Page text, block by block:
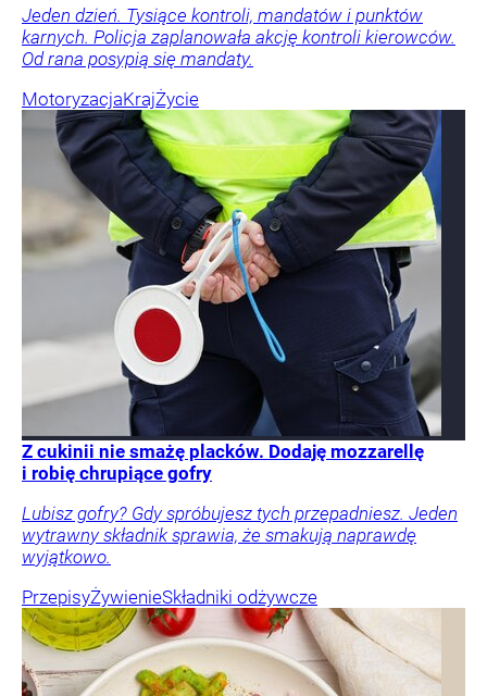
Jeden dzień. Tysiące kontroli, mandatów i punktów
karnych. Policja zaplanowała akcję kontroli kierowców.
Od rana posypią się mandaty.
MotoryzacjaKrajŻycie
Z cukinii nie smażę placków. Dodaję mozzarellę
i robię chrupiące gofry
Lubisz gofry? Gdy spróbujesz tych przepadniesz. Jeden
wytrawny składnik sprawia, że smakują naprawdę
wyjątkowo.
PrzepisyŻywienieSkładniki odżywcze